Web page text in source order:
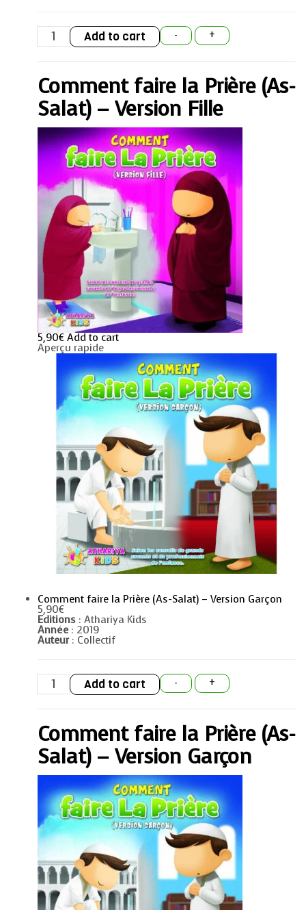
-
Comment
faire
la
Salat)
-
Version
Fille
+
Add to cart
Comment faire la Prière (As-
Salat) – Version Fille
5,90€ Add to cart
Aperçu rapide
Comment faire la Prière (As-Salat) – Version Garçon
5,90€
Editions : Athariya Kids
Année : 2019
Auteur : Collectif
-
Comment
faire
la
Salat)
-
Version
Garçon
+
Add to cart
Comment faire la Prière (As-
Salat) – Version Garçon